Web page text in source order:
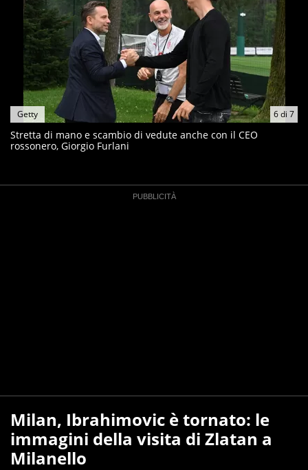
6di 7
Getty
Stretta di mano e scambio di vedute anche con il CEO
rossonero, Giorgio Furlani
Milan, Ibrahimovic è tornato: le
immagini della visita di Zlatan a
Milanello